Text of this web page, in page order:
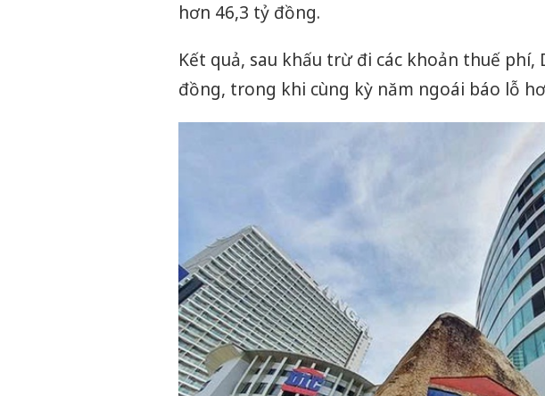
hơn 46,3 tỷ đồng.
Kết quả, sau khấu trừ đi các khoản thuế
đồng, trong khi cùng kỳ năm ngoái báo lỗ